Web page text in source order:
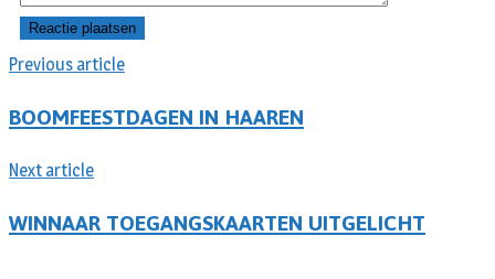
Previous article
BOOMFEESTDAGEN IN HAAREN
Next article
WINNAAR TOEGANGSKAARTEN UITGELICHT